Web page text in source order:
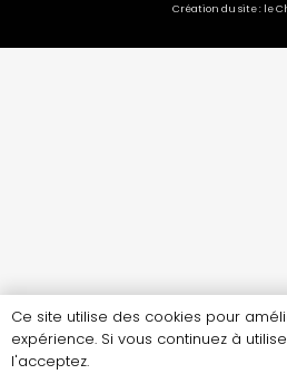
Création du site : le
Ce site utilise des cookies pour
expérience. Si vous continuez à
l'acceptez.